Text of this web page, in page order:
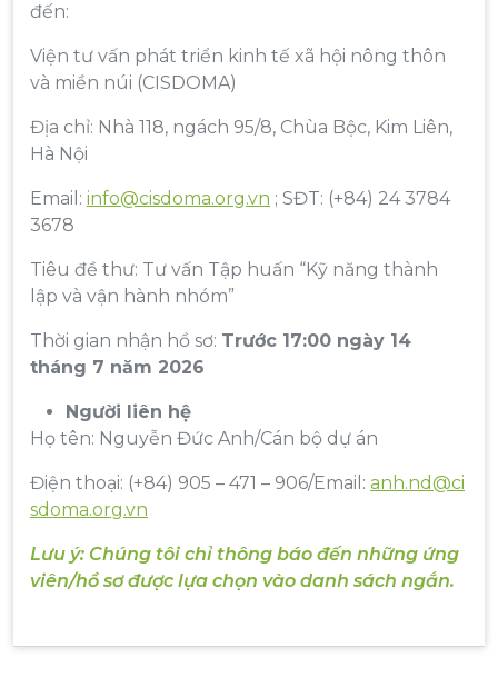
đến:
Viện tư vấn phát triển kinh tế xã hội nông thôn
và miền núi (CISDOMA)
Địa chỉ: Nhà 118, ngách 95/8, Chùa Bộc, Kim Liên,
Hà Nội
Email: info@cisdoma.org.vn ; SĐT: (+84) 24 3784
3678
Tiêu đề thư: Tư vấn Tập huấn “Kỹ năng thành
lập và vận hành nhóm”
Thời gian nhận hồ sơ: Trước 17:00 ngày 14
tháng 7 năm 2026
Người liên hệ
Họ tên: Nguyễn Đức Anh/Cán bộ dự án
Điện thoại: (+84) 905 – 471 – 906/Email: anh.nd@ci
sdoma.org.vn
Lưu ý: Chúng tôi chỉ thông báo đến những ứng
viên/hồ sơ được lựa chọn vào danh sách ngắn.